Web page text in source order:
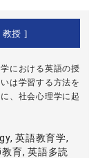
教授 ]
における英語の授
は学習する方法を
、社会心理学に起
英語教育学,
育, 英語多読